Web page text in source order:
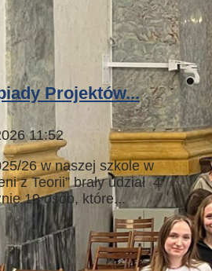
Projektów...
11:52
26 w naszej szkole w
z Teorii” brały udział 4
19 osób, które...